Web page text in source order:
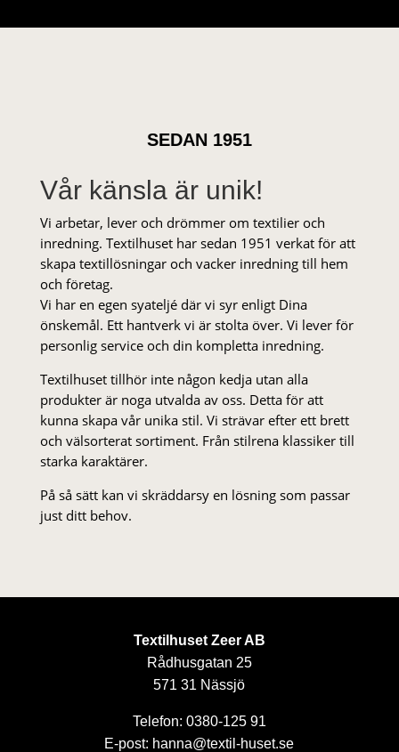
SEDAN 1951
Vår känsla är unik!
Vi arbetar, lever och drömmer om textilier och
inredning. Textilhuset har sedan 1951 verkat för att
skapa textillösningar och vacker inredning till hem
och företag.
Vi har en egen syateljé där vi syr enligt Dina
önskemål. Ett hantverk vi är stolta över. Vi lever för
personlig service och din kompletta inredning.
Textilhuset tillhör inte någon kedja utan alla
produkter är noga utvalda av oss. Detta för att
kunna skapa vår unika stil. Vi strä­var efter ett brett
och välsorterat sor­ti­ment. Från stil­rena klas­siker till
starka karaktärer.
På så sätt kan vi skräddarsy en lösning som passar
just ditt behov.
Textilhuset Zeer AB
Rådhusgatan 25
571 31 Nässjö
Telefon: 0380-125 91
E-post: hanna@textil-huset.se